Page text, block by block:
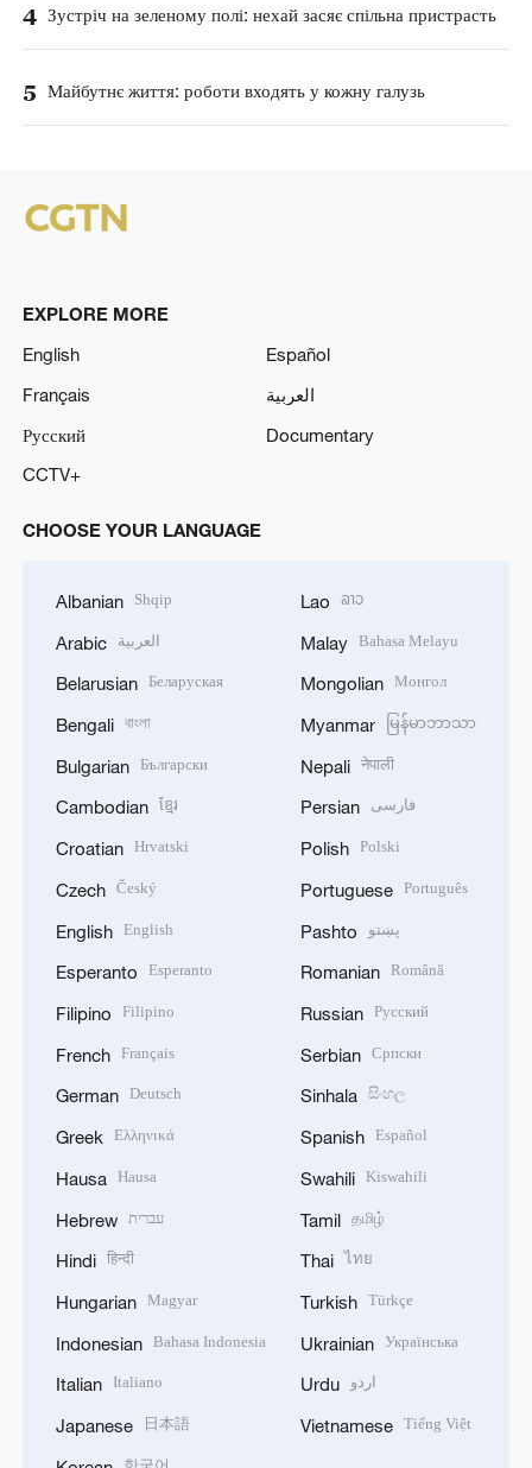
4 Зустріч на зеленому полі: нехай засяє спільна пристрасть
5 Майбутнє життя: роботи входять у кожну галузь
EXPLORE MORE
English
Español
Français
العربية
Русский
Documentary
CCTV+
CHOOSE YOUR LANGUAGE
Albanian Shqip
Arabic العربية
Belarusian Беларуская
Bengali বাংলা
Bulgarian Български
Cambodian ខ្មែរ
Croatian Hrvatski
Czech Český
English English
Esperanto Esperanto
Filipino Filipino
French Français
German Deutsch
Greek Ελληνικά
Hausa Hausa
Hebrew עברית
Hindi हिन्दी
Hungarian Magyar
Indonesian Bahasa Indonesia
Italian Italiano
Japanese 日本語
Lao ລາວ
Malay Bahasa Melayu
Mongolian Монгол
Myanmar မြန်မာဘာသာ
Nepali नेपाली
Persian فارسی
Polish Polski
Portuguese Português
Pashto پښتو
Romanian Română
Russian Русский
Serbian Српски
Sinhala සිංහල
Spanish Español
Swahili Kiswahili
Tamil தமிழ்
Thai ไทย
Turkish Türkçe
Ukrainian Українська
Urdu اردو
Vietnamese Tiếng Việt